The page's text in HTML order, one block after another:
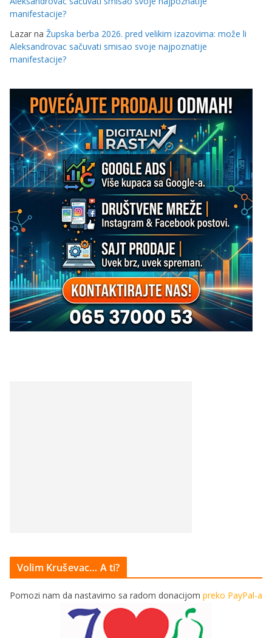
manifestacije?
Lazar na Župska berba 2026. pred velikim izazovima: može li
Aleksandrovac sačuvati smisao svoje najpoznatije
manifestacije?
Volim Kruševac… A ti?
Pomozi nam da nastavimo sa radom donacijom preko PayPal-a